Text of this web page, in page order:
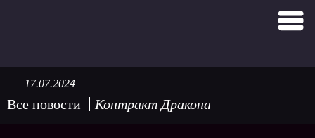
Все новости Контракт Дракона
17.07.2024